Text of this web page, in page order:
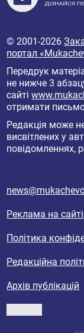
© 2001-2026
портал
Передрук
не нижче 3
сайті
отримати
Редакція може
висвітлених у
повідомленнях,
Реклама на сайті
Політика
Редакційна
Архів публікацій